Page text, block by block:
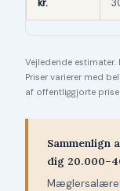
Vejledende
Priser varierer med
af offentliggjorte
Sammenlign
dig